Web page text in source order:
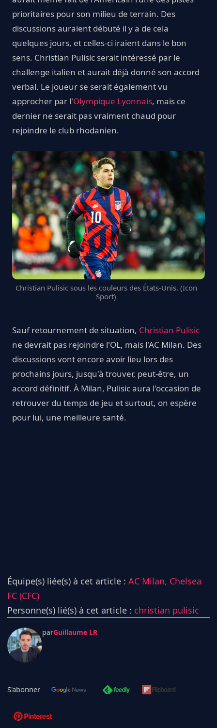
prioritaires pour son milieu de terrain. Des
discussions auraient débuté il y a de cela
quelques jours, et celles-ci iraient dans le bon
sens. Christian Pulisic serait intéressé par le
challenge italien et aurait déjà donné son accord
verbal. Le joueur se serait également vu
approcher par l'Olympique Lyonnais, mais ce
dernier ne serait pas vraiment chaud pour
rejoindre le club rhodanien.
Christian Pulisic sous les couleurs des États-Unis. (Icon
Sport)
Sauf retournement de situation, Christian Pulisic
ne devrait pas rejoindre l'OL, mais l'AC Milan. Des
discussions vont encore avoir lieu lors des
prochains jours, jusqu'à trouver, peut-être, un
accord définitif. À Milan, Pulisic aura l'occasion de
retrouver du temps de jeu et surtout, on espère
pour lui, une meilleure santé.
Équipe(s) liée(s) à cet article : AC Milan, Chelsea
FC (CFC)
Personne(s) lié(s) à cet article : christian pulisic
parGuillaume LR
S'abonner